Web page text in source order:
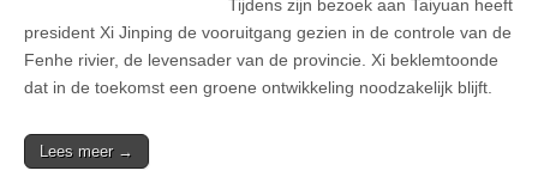
Tijdens zijn bezoek aan Taiyuan heeft
president Xi Jinping de vooruitgang gezien in de controle van de
Fenhe rivier, de levensader van de provincie. Xi beklemtoonde
dat in de toekomst een groene ontwikkeling noodzakelijk blijft.
Lees meer →